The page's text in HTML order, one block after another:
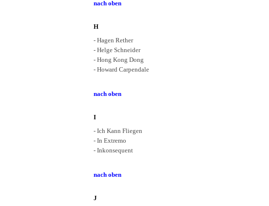
nach oben
H
- Hagen Rether
- Helge Schneider
- Hong Kong Dong
- Howard Carpendale
nach oben
I
- Ich Kann Fliegen
- In Extremo
- Inkonsequent
nach oben
J